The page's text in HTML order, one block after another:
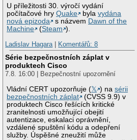
U příležitosti 30. výročí vydání
počítačové hryQuake bylavydána
nová epizoda
s názvem Dawn of the
Machine
(Steam ).
Ladislav Hagara
Komentářů: 8
Série bezpečnostních záplat v
produktech Cisco
7.8. 16:00 | Bezpečnostní upozornění
Vládní CERT upozorňuje (𝕏 ) nasérii
bezpečnostních záplat
(CVSS 9.9) v
produktech Cisco řešících kritické
zranitelnosti umožňující obejití
autentizace, eskalaci oprávnění,
vzdálené spuštění kódu a odepření
služby. Úspěšné zneužití může